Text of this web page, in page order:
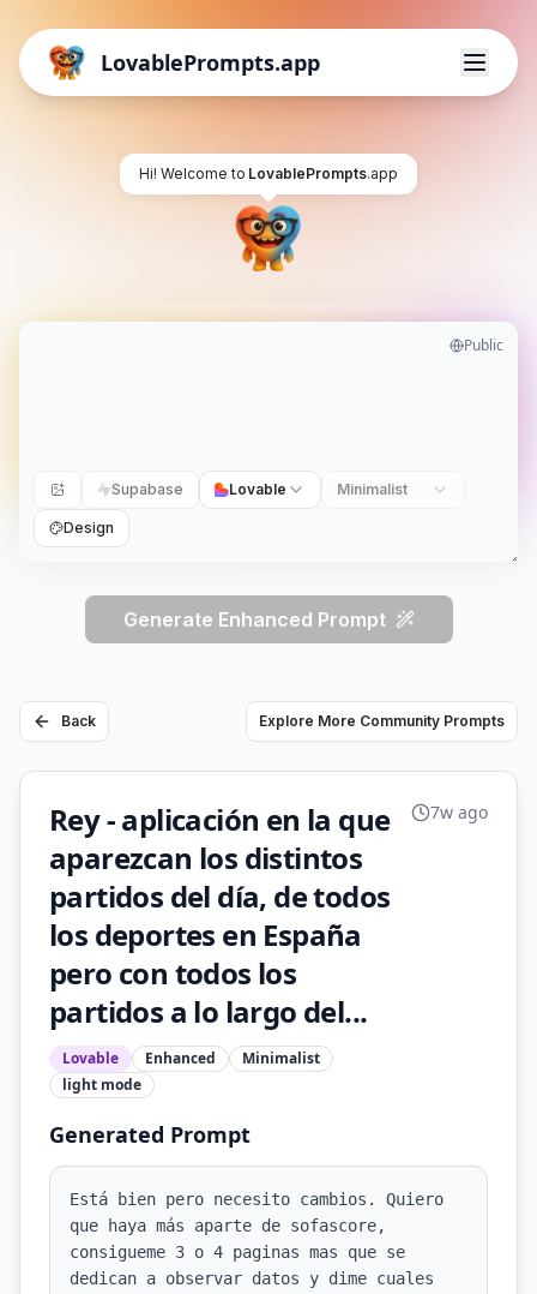
LovablePrompts.app
Hi! Welcome to LovablePrompts.app
Public
Supabase Lovable Minimalist
Design
Generate Enhanced Prompt
Back Explore More Community Prompts
Rey - aplicación en la que
aparezcan los distintos
partidos del día, de todos
los deportes en España
pero con todos los
partidos a lo largo del...
Lovable Enhanced
Minimalist
light mode
7w ago
Generated Prompt
Está bien pero necesito cambios. Quiero
que haya más aparte de sofascore,
consigueme 3 o 4 paginas mas que se
dedican a observar datos y dime cuales